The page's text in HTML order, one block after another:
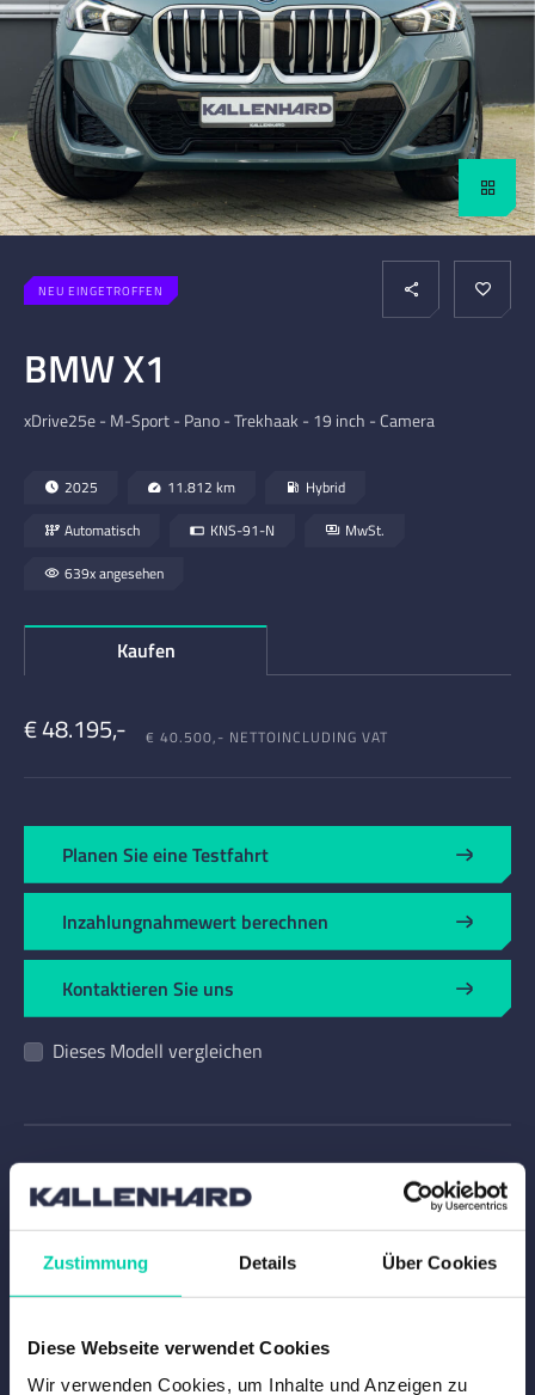
Zustimmung Details Über Cookies
Diese Webseite verwendet Cookies
Wir verwenden Cookies, um Inhalte und Anzeigen zu
NEU EINGETROFFEN
BMW X1
xDrive25e - M-Sport - Pano - Trekhaak - 19 inch - Camera
2025 11.812 km Hybrid
Automatisch KNS-91-N MwSt.
639x angesehen
Kaufen
€ 48.195,- € 40.500,- NETTOINCLUDING VAT
Planen Sie eine Testfahrt
Inzahlungnahmewert berechnen
Kontaktieren Sie uns
Dieses Modell vergleichen
Optionen
Produktspezifikationen
Garantien